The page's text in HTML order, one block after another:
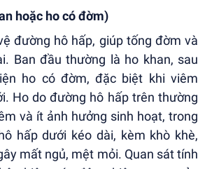
hoặc ho có đờm)
đường hô hấp, giúp tống đờm và
Ban đầu thường là ho khan, sau
ho có đờm, đặc biệt khi viêm
Ho do đường hô hấp trên thường
và ít ảnh hưởng sinh hoạt, trong
hấp dưới kéo dài, kèm khò khè,
mất ngủ, mệt mỏi. Quan sát tính